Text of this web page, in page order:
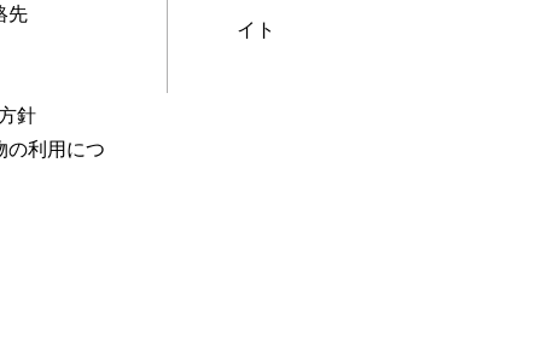
先
針
の利用につ
イト